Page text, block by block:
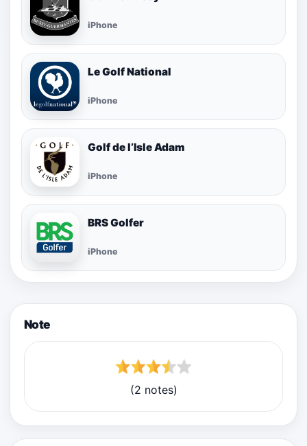
iPhone
Le Golf National
iPhone
Golf de l’Isle Adam
iPhone
BRS Golfer
iPhone
Note
(2 notes)